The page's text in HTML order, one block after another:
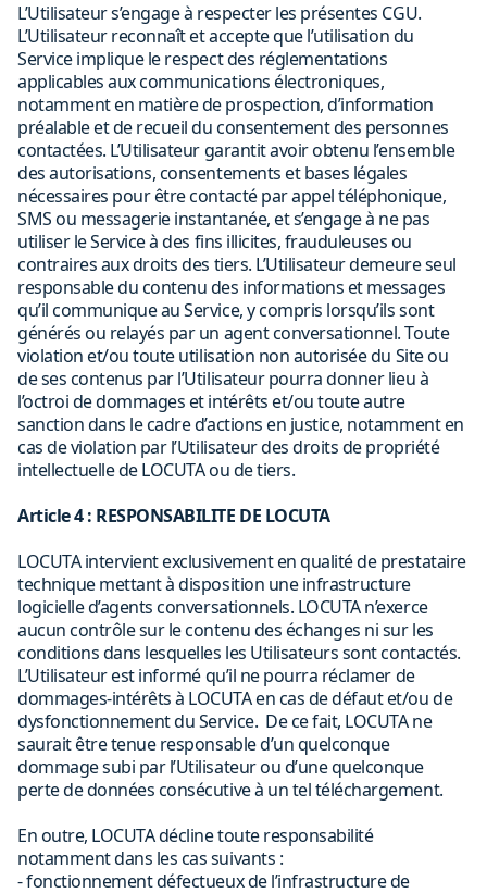
L’Utilisateur s’engage à respecter les présentes CGU.
L’Utilisateur reconnaît et accepte que l’utilisation du
Service implique le respect des réglementations
applicables aux communications électroniques,
notamment en matière de prospection, d’information
préalable et de recueil du consentement des personnes
contactées. L’Utilisateur garantit avoir obtenu l’ensemble
des autorisations, consentements et bases légales
nécessaires pour être contacté par appel téléphonique,
SMS ou messagerie instantanée, et s’engage à ne pas
utiliser le Service à des fins illicites, frauduleuses ou
contraires aux droits des tiers. L’Utilisateur demeure seul
responsable du contenu des informations et messages
qu’il communique au Service, y compris lorsqu’ils sont
générés ou relayés par un agent conversationnel. Toute
violation et/ou toute utilisation non autorisée du Site ou
de ses contenus par l’Utilisateur pourra donner lieu à
l’octroi de dommages et intérêts et/ou toute autre
sanction dans le cadre d’actions en justice, notamment en
cas de violation par l’Utilisateur des droits de propriété
intellectuelle de LOCUTA ou de tiers.
Article 4 : RESPONSABILITE DE LOCUTA
LOCUTA intervient exclusivement en qualité de prestataire
technique mettant à disposition une infrastructure
logicielle d’agents conversationnels. LOCUTA n’exerce
aucun contrôle sur le contenu des échanges ni sur les
conditions dans lesquelles les Utilisateurs sont contactés.
L’Utilisateur est informé qu’il ne pourra réclamer de
dommages-intérêts à LOCUTA en cas de défaut et/ou de
dysfonctionnement du Service. De ce fait, LOCUTA ne
saurait être tenue responsable d’un quelconque
dommage subi par l’Utilisateur ou d’une quelconque
perte de données consécutive à un tel téléchargement.
En outre, LOCUTA décline toute responsabilité
notamment dans les cas suivants : ‍
- fonctionnement défectueux de l’infrastructure de